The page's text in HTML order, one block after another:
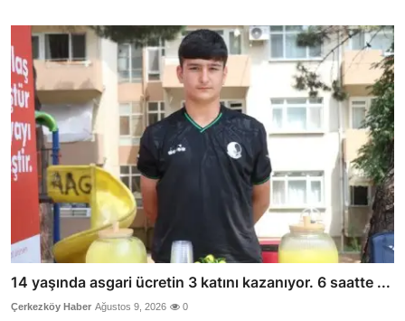
14 yaşında asgari ücretin 3 katını kazanıyor. 6 saatte ...
Çerkezköy Haber Ağustos 9, 2026 0